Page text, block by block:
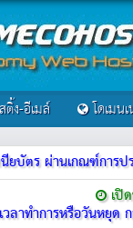
ง-อีเมล์ โดเมน
ยบัตร ผ่านเกณฑ์การ
เปิ
วลาทำการหรือวันหยุด